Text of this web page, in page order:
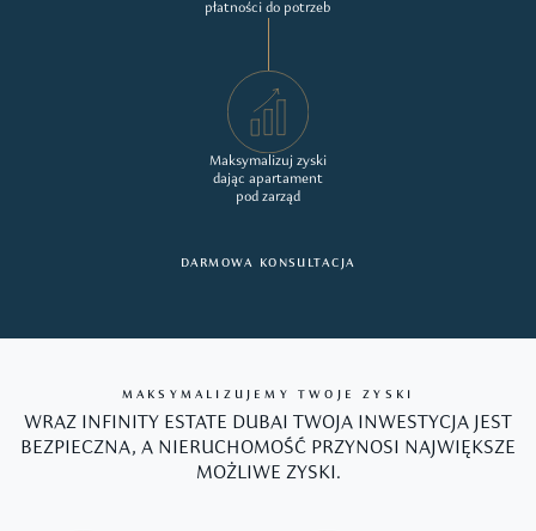
płatności do potrzeb
Maksymalizuj zyski
dając apartament
pod zarząd
DARMOWA KONSULTACJA
MAKSYMALIZUJEMY TWOJE ZYSKI
WRAZ INFINITY ESTATE DUBAI TWOJA INWESTYCJA JEST
BEZPIECZNA, A NIERUCHOMOŚĆ PRZYNOSI NAJWIĘKSZE
MOŻLIWE ZYSKI.